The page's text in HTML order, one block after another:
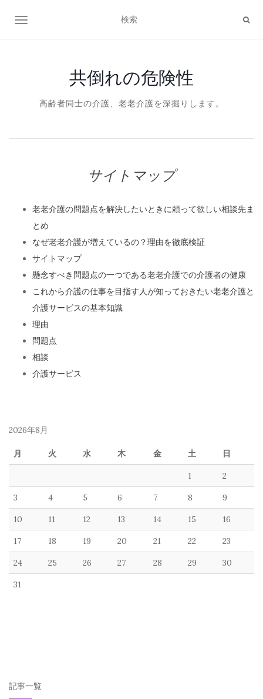
ナビゲーション切り替え
共倒れの危険性
高齢者同士の介護、老老介護を深掘りします。
サイトマップ
老老介護の問題点を解決したいときに頼って欲しい相談先ま
とめ
なぜ老老介護が増えているの？理由を徹底検証
サイトマップ
懸念すべき問題点の一つである老老介護での介護者の健康
これから介護の仕事を目指す人が知っておきたい老老介護と
介護サービスの基本知識
理由
問題点
相談
介護サービス
2026年8月
月 火 水 木 金 土 日
1 2
3 4 5 6 7 8 9
10 11 12 13 14 15 16
17 18 19 20 21 22 23
24 25 26 27 28 29 30
31
記事一覧